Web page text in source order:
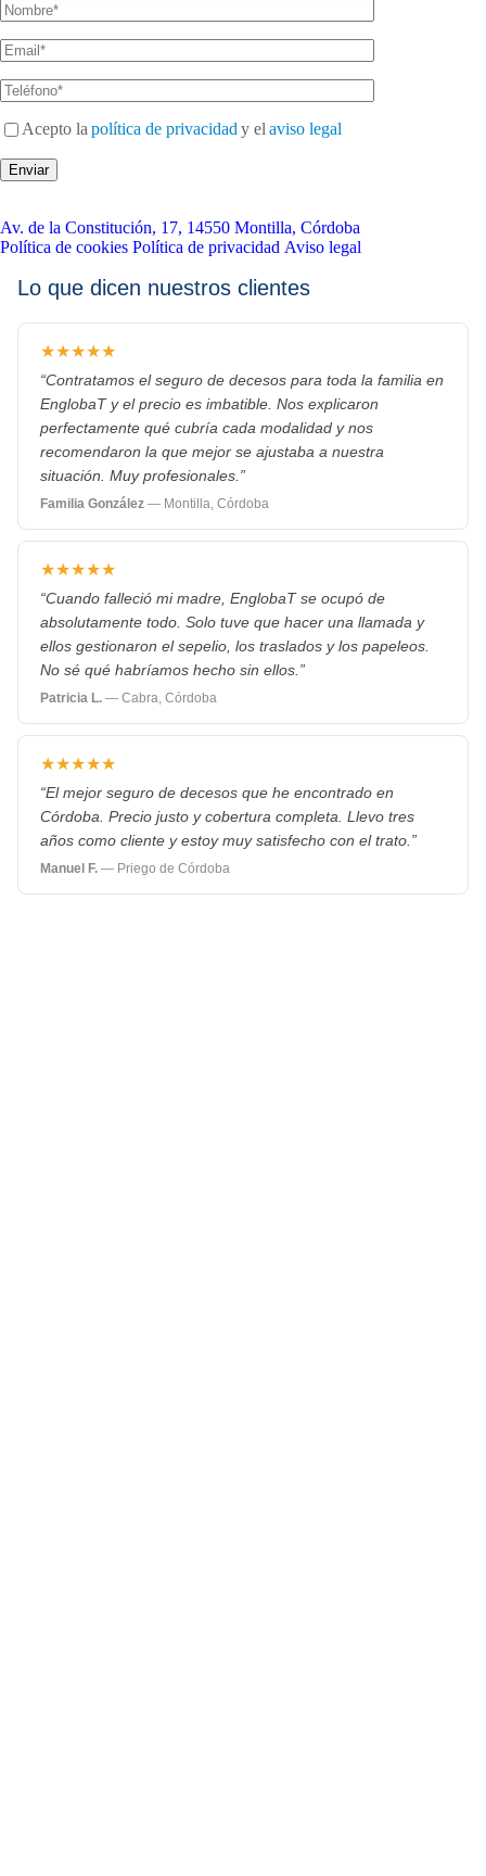
Acepto la política de privacidad y el aviso legal
Av. de la Constitución, 17, 14550 Montilla, Córdoba
Política de cookies Política de privacidad Aviso legal
Lo que dicen nuestros clientes
★★★★★
“Contratamos el seguro de decesos para toda la familia en
EnglobaT y el precio es imbatible. Nos explicaron
perfectamente qué cubría cada modalidad y nos
recomendaron la que mejor se ajustaba a nuestra
situación. Muy profesionales.”
Familia González — Montilla, Córdoba
★★★★★
“Cuando falleció mi madre, EnglobaT se ocupó de
absolutamente todo. Solo tuve que hacer una llamada y
ellos gestionaron el sepelio, los traslados y los papeleos.
No sé qué habríamos hecho sin ellos.”
Patricia L. — Cabra, Córdoba
★★★★★
“El mejor seguro de decesos que he encontrado en
Córdoba. Precio justo y cobertura completa. Llevo tres
años como cliente y estoy muy satisfecho con el trato.”
Manuel F. — Priego de Córdoba